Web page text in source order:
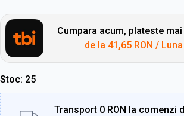
Cumpara acum, plateste
de la 41,65 RON / Luna
Stoc 25
Transport 0 RON la comenzi